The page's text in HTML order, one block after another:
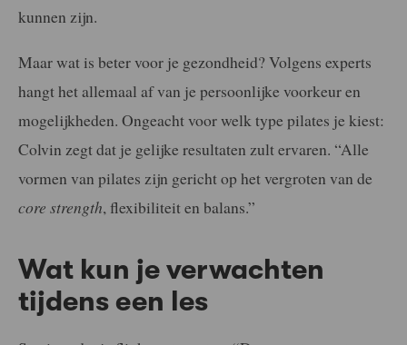
kunnen zijn.
Maar wat is beter voor je gezondheid? Volgens experts
hangt het allemaal af van je persoonlijke voorkeur en
mogelijkheden. Ongeacht voor welk type pilates je kiest:
Colvin zegt dat je gelijke resultaten zult ervaren. “Alle
vormen van pilates zijn gericht op het vergroten van de
core strength, flexibiliteit en balans.”
Wat kun je verwachten
tijdens een les